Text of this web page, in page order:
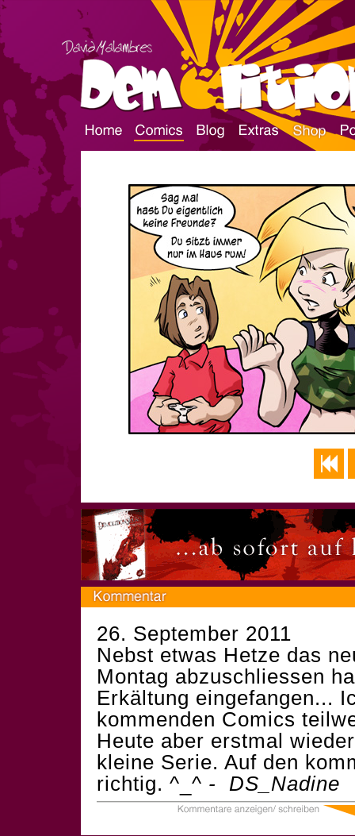
26. September 2011
Nebst etwas Hetze das
Montag abzuschliessen
Erkältung eingefangen...
kommenden Comics
Heute aber erstmal
kleine Serie. Auf den
richtig. ^_^ - DS_Nadine